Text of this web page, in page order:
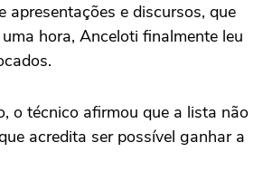
apresentações e discursos, que
hora, Anceloti finalmente leu
o técnico afirmou que a lista não
acredita ser possível ganhar a